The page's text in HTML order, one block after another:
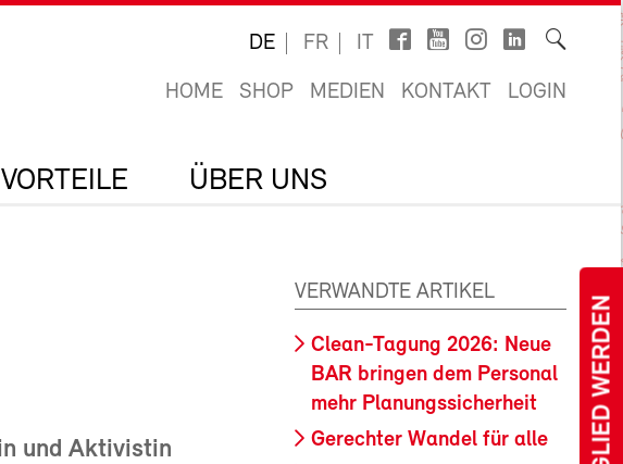
MITGLIED WERDEN
DE FR IT
HOME SHOP MEDIEN KONTAKT LOGIN
ÜBER UNS
und Aktivistin
VERWANDTE ARTIKEL
Clean-Tagung 2026: Neue
BAR bringen dem Personal
mehr Planungssicherheit
Gerechter Wandel für alle